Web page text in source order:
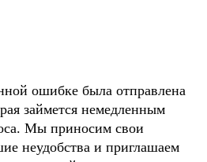
ошибке была отправлена
займется немедленным
Мы приносим свои
неудобства и приглашаем